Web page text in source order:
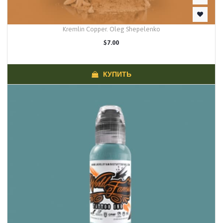
Kremlin Copper. Oleg Shepelenko
$7.00
КУПИТЬ